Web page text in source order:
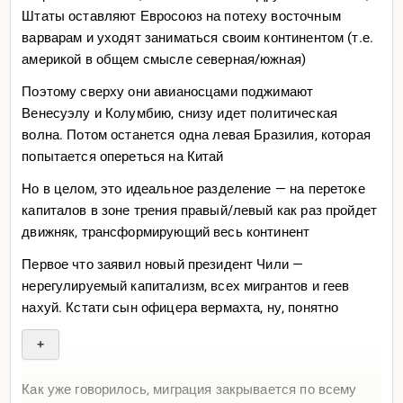
Вот в этом прикол Прикольчик
Приколитесь и убедитесь в этом самостоятельно. Все
что вам пиздят про «зарубеж» — ложь. Но чтобы понять
это, надо сделать этот самый
Квантовый скачок
Так что сделайте его нахуй, а спасибо скажете позже
Штаты оставляют Евросоюз на потеху восточным
варварам и уходят заниматься своим континентом (т.е.
америкой в общем смысле северная/южная)
Поэтому сверху они авианосцами поджимают
Венесуэлу и Колумбию, снизу идет политическая
волна. Потом останется одна левая Бразилия, которая
попытается опереться на Китай
Но в целом, это идеальное разделение — на перетоке
капиталов в зоне трения правый/левый как раз пройдет
движняк, трансформирующий весь континент
Первое что заявил новый президент Чили —
нерегулируемый капитализм, всех мигрантов и геев
нахуй. Кстати сын офицера вермахта, ну, понятно
+
Как уже говорилось, миграция закрывается по всему